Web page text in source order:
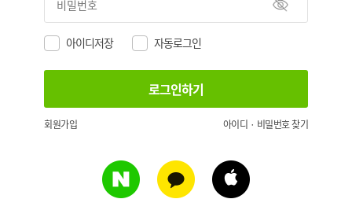
아이디저장 자동로그인
회원가입 아이디 · 비밀번호 찾기